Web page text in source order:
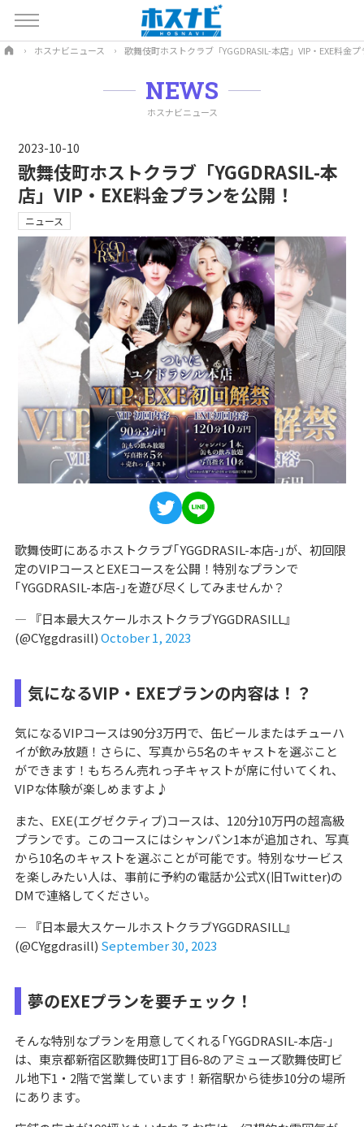
ホスナビニュース 歌舞伎町ホストクラブ「YGGDRASIL-本店」VIP・EXE料金
NEWS
ホスナビニュース
2023-10-10
歌舞伎町ホストクラブ「YGGDRASIL-本
店」VIP・EXE料金プランを公開！
ニュース
歌舞伎町にあるホストクラブ｢YGGDRASIL-本店-｣が、初回限
定のVIPコースとEXEコースを公開！特別なプランで
｢YGGDRASIL-本店-｣を遊び尽くしてみませんか？
— 『日本最大スケールホストクラブYGGDRASILL』
(@CYggdrasill)October 1, 2023
気になるVIP・EXEプランの内容は！？
気になるVIPコースは90分3万円で、缶ビールまたはチューハ
イが飲み放題！さらに、写真から5名のキャストを選ぶこと
ができます！もちろん売れっ子キャストが席に付いてくれ、
VIPな体験が楽しめますよ♪
また、EXE(エグゼクティブ)コースは、120分10万円の超高級
プランです。このコースにはシャンパン1本が追加され、写真
から10名のキャストを選ぶことが可能です。特別なサービス
を楽しみたい人は、事前に予約の電話か公式X(旧Twitter)の
DMで連絡してください。
— 『日本最大スケールホストクラブYGGDRASILL』
(@CYggdrasill) September 30, 2023
夢のEXEプランを要チェック！
そんな特別なプランを用意してくれる｢YGGDRASIL-本店-｣
は、東京都新宿区歌舞伎町1丁目6-8のアミューズ歌舞伎町ビ
ル地下1・2階で営業しています！新宿駅から徒歩10分の場所
にあります。